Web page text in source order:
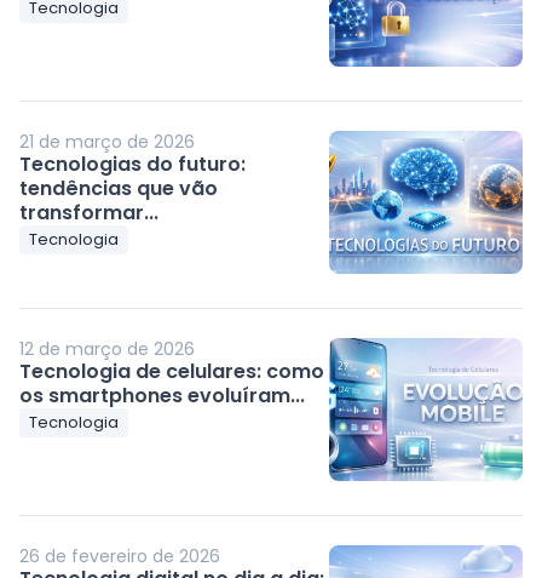
Tecnologia
21 de março de 2026
Tecnologias do futuro:
tendências que vão
transformar...
Tecnologia
12 de março de 2026
Tecnologia de celulares: como
os smartphones evoluíram...
Tecnologia
26 de fevereiro de 2026